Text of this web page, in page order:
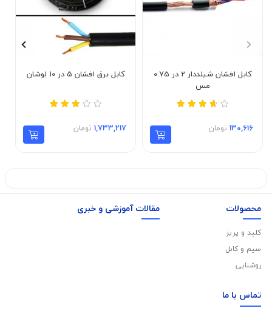
کابل افشان شیلددار 2 در 0.75
مس
130,616 تومان
کابل برق افشان 5 در 10 لوشان
1,733,217 تومان
محصولات
کلید و پریز
سیم و کابل
روشنایی
مقالات آموزشی و خبری
تماس با ما